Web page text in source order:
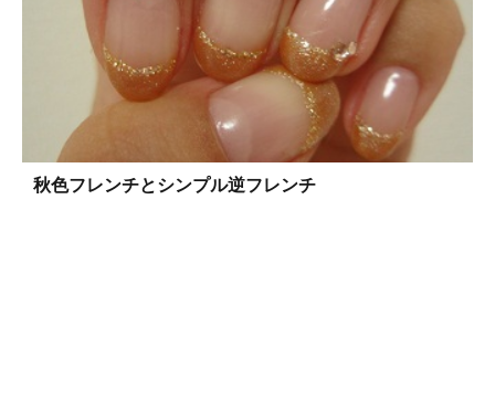
秋色フレンチとシンプル逆フレンチ